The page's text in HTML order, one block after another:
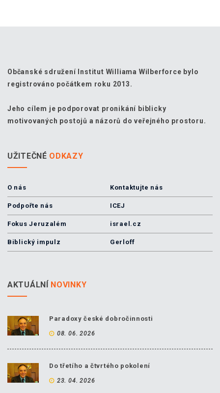
Občanské sdružení Institut Williama Wilberforce bylo
registrováno počátkem roku 2013.
Jeho cílem je podporovat pronikání biblicky
motivovaných postojů a názorů do veřejného prostoru.
UŽITEČNÉ ODKAZY
O nás Kontaktujte nás
Podpořte nás ICEJ
Fokus Jeruzalém israel.cz
Biblický impulz Gerloff
AKTUÁLNÍ NOVINKY
Paradoxy české dobročinnosti
08. 06. 2026
Do třetího a čtvrtého pokolení
23. 04. 2026